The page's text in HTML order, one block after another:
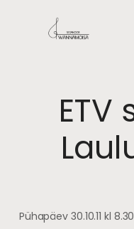
ETV
Pühapäev 30.10.11 kl